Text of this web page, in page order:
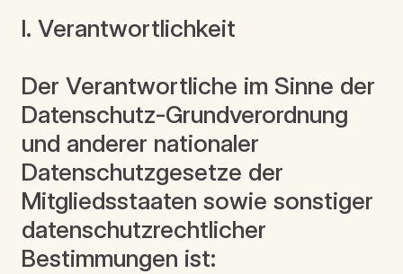
I. Verantwortlichkeit
Der Verantwortliche im Sinne der
Datenschutz-Grundverordnung
und anderer nationaler
Datenschutzgesetze der
Mitgliedsstaaten sowie sonstiger
datenschutzrechtlicher
Bestimmungen ist: